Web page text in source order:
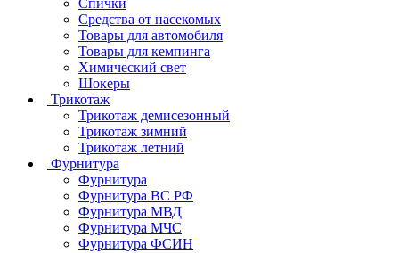
Спички
Средства от насекомых
Товары для автомобиля
Товары для кемпинга
Химический свет
Шокеры
Трикотаж
Трикотаж демисезонный
Трикотаж зимний
Трикотаж летний
Фурнитура
Фурнитура
Фурнитура ВС РФ
Фурнитура МВД
Фурнитура МЧС
Фурнитура ФСИН